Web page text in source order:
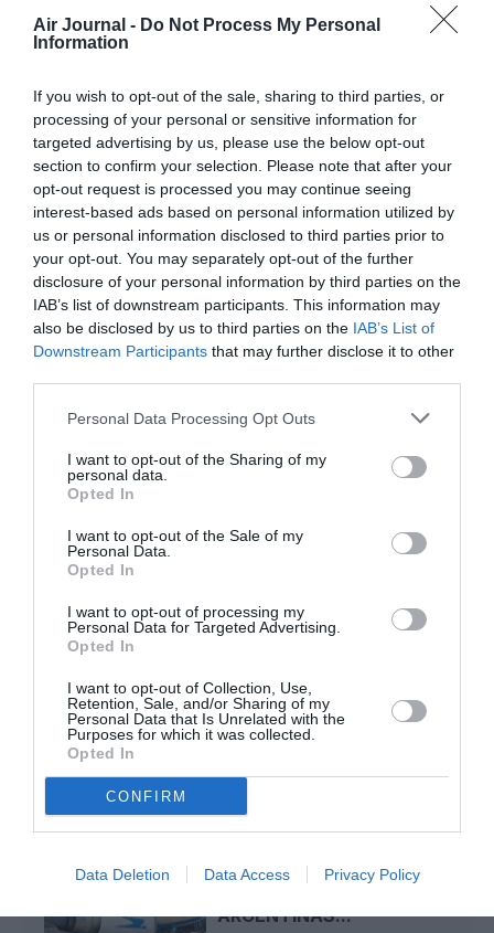
Air Journal - Do Not Process My Personal
Information
If you wish to opt-out of the sale, sharing to third parties, or
processing of your personal or sensitive information for
targeted advertising by us, please use the below opt-out
section to confirm your selection. Please note that after your
opt-out request is processed you may continue seeing
interest-based ads based on personal information utilized by
us or personal information disclosed to third parties prior to
your opt-out. You may separately opt-out of the further
disclosure of your personal information by third parties on the
IAB’s list of downstream participants. This information may
also be disclosed by us to third parties on the IAB’s List of
Downstream Participants that may further disclose it to other
Personal Data Processing Opt Outs
I want to opt-out of the Sharing of my
personal data.
Opted In
I want to opt-out of the Sale of my
Personal Data.
Opted In
I want to opt-out of processing my
Personal Data for Targeted Advertising.
Opted In
I want to opt-out of Collection, Use,
Retention, Sale, and/or Sharing of my
Personal Data that Is Unrelated with the
Purposes for which it was collected.
Opted In
CONFIRM
Data Deletion Data Access Privacy Policy
Soutenez Air Journal participezà son
NOUS SOUTENIR
DERNIERS COMMENTAIRES
A380 de Lufthansa : les « vrais » sièges hublot en
classe Affaires deviennent payants
Serge13a commenté l'article :
Pointe‑à‑Pitre – Panama City : Air France ouvre un pont
A330NEO EN LEASING,
ARGENTINAS...